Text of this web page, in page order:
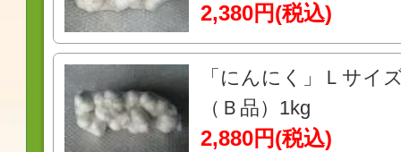
2,380円(税込)
「にんにく」Ｌサイ
（Ｂ品）1kg
2,880円(税込)